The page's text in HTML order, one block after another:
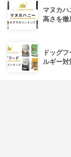
マヌカ
高さを徹
ドッグ
ルギー対